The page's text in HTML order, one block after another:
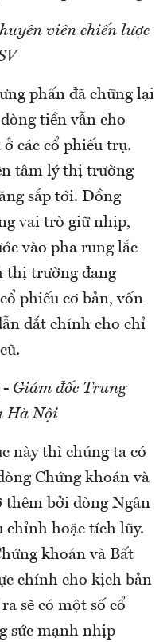
viên chiến lược
phấn đã chững lại
tiền vẫn cho
các cổ phiếu trụ.
tâm lý thị trường
sắp tới. Đồng
vai trò giữ nhịp,
vào pha rung lắc
thị trường đang
phiếu cơ bản, vốn
dắt chính cho chỉ
- Giám đốc Trung
Hà Nội
này thì chúng ta có
Chứng khoán và
thêm bởi dòng Ngân
chỉnh hoặc tích lũy.
khoán và Bất
chính cho kịch bản
sẽ có một số cổ
sức mạnh nhịp